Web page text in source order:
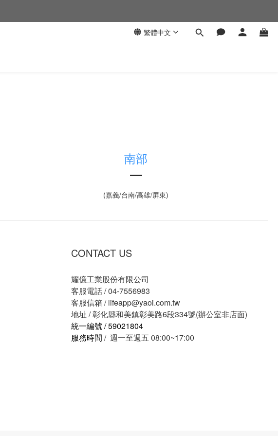
繁體中文
南部
(嘉義/台南/高雄/屏東)
CONTACT US
耀億工業股份有限公司
客服電話 / 04-7556983
客服信箱 /lifeapp@yaoi.com.tw
地址 / 彰化縣和美鎮彰美路6段334號(辦公室非店面)
統一編號 / 59021804
服務時間 / 週一至週五 08:00~17:00